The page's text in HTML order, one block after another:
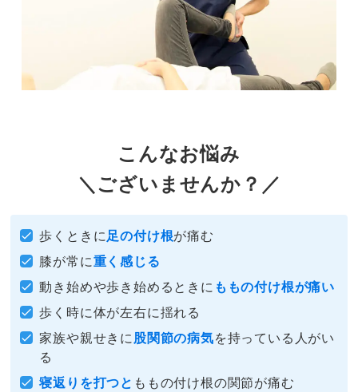
こんなお悩み
＼ございませんか？／
歩くときに足の付け根が痛む
膝が常に重く感じる
動き始めや歩き始めるときに ももの付け根が痛い
歩く時に体が左右に揺れる
家族や親せきに股関節の病気を持っている人がい
る
寝返りを打つと ももの付け根の関節が痛む